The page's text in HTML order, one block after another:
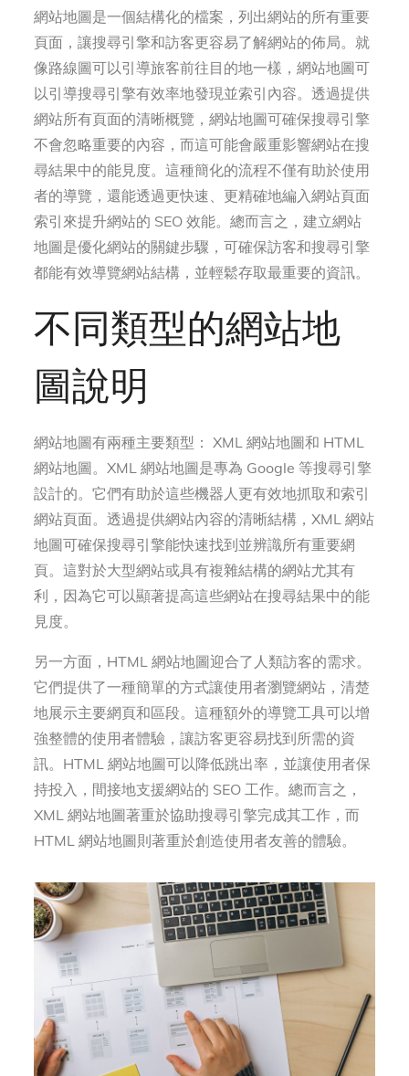
網站地圖是一個結構化的檔案，列出網站的所有重要
頁面，讓搜尋引擎和訪客更容易了解網站的佈局。就
像路線圖可以引導旅客前往目的地一樣，網站地圖可
以引導搜尋引擎有效率地發現並索引內容。透過提供
網站所有頁面的清晰概覽，網站地圖可確保搜尋引擎
不會忽略重要的內容，而這可能會嚴重影響網站在搜
尋結果中的能見度。這種簡化的流程不僅有助於使用
者的導覽，還能透過更快速、更精確地編入網站頁面
索引來提升網站的 SEO 效能。總而言之，建立網站
地圖是優化網站的關鍵步驟，可確保訪客和搜尋引擎
都能有效導覽網站結構，並輕鬆存取最重要的資訊。
不同類型的網站地
圖說明
網站地圖有兩種主要類型： XML 網站地圖和 HTML
網站地圖。XML 網站地圖是專為 Google 等搜尋引擎
設計的。它們有助於這些機器人更有效地抓取和索引
網站頁面。透過提供網站內容的清晰結構，XML 網站
地圖可確保搜尋引擎能快速找到並辨識所有重要網
頁。這對於大型網站或具有複雜結構的網站尤其有
利，因為它可以顯著提高這些網站在搜尋結果中的能
見度。
另一方面，HTML 網站地圖迎合了人類訪客的需求。
它們提供了一種簡單的方式讓使用者瀏覽網站，清楚
地展示主要網頁和區段。這種額外的導覽工具可以增
強整體的使用者體驗，讓訪客更容易找到所需的資
訊。HTML 網站地圖可以降低跳出率，並讓使用者保
持投入，間接地支援網站的 SEO 工作。總而言之，
XML 網站地圖著重於協助搜尋引擎完成其工作，而
HTML 網站地圖則著重於創造使用者友善的體驗。